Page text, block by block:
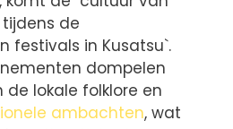
de
festivals in Kusatsu`.
dompelen
de lokale folklore en
ambachten, wat